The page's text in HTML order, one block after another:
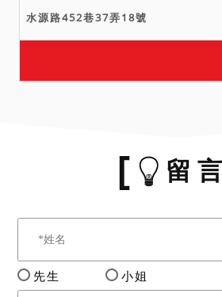
水源路452巷37弄18號
留 言
先生 小姐